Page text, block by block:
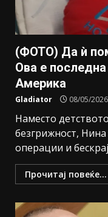
(ФОТО) Да ѝ
Ова е
Америка
Gladiator 08/05/2026
Наместо
безгрижност,
операции и
Прочитај повеќе...